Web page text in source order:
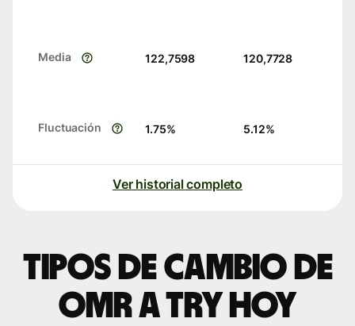
Media 122,7598 120,7728
Fluctuación 1.75% 5.12%
Ver historial completo
Tipos de cambio de
OMR a TRY hoy